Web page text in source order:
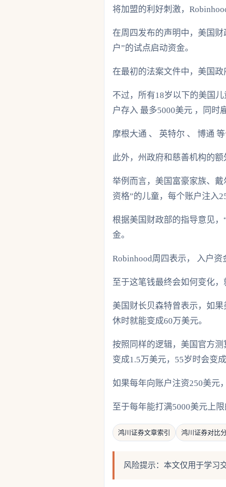
将加盟的利好刺激，
在周四发布的声明中，美国
户”的试点启动资金。
在最初的法案文件中，美国政
不过，所有18岁以下的美国
户存入 最多5000美元 ，同时
摩根大通 、 英特尔 、 博通
此外，州政府和慈善机构的额
举例而言，美国富豪家族、
资格”的儿童，每个账户注入
根据美国财政部的指导意见
金。
Robinhood周四表示， 入户
至于这笔钱最终会如何变化，
美国财长贝森特曾表示，如
休时就能变成60万美元。
按照同样的逻辑，美国官方
变成1.5万美元，55岁时会变成
如果每年向账户注资250美元
至于每年能打满5000美元上
鸿川证券文章索引 鸿川证券对比
风险提示：本文仅用于学习